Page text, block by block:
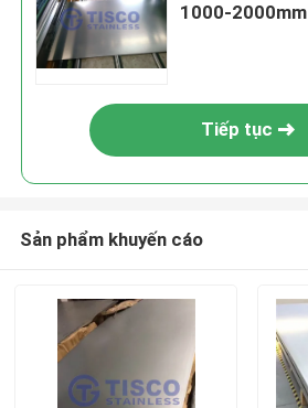
1000-2000mm
Tiếp tục
Sản phẩm khuyến cáo